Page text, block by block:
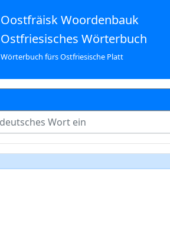
Oostfräisk Woordenbauk
Ostfriesisches Wörterbuch
Wörterbuch fürs Ostfriesische Platt